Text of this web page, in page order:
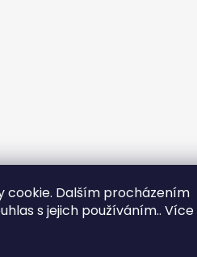
cookie. Dalším procházením
s jejich používáním.. Více